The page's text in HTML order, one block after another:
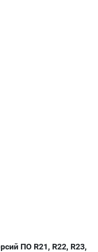
ПО R21, R22, R23,